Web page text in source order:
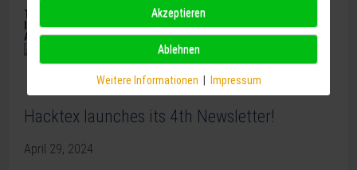
THIS TWO DAYS CONFERENCE WILL BE FILLED WITH LATEST
INNOVATIONS, SPEAKERS AND SHOWCASERS FROM ALL
AROUND THE WORLD.
Hacktex launches its 4th Newsletter!
April 29, 2024
Akzeptieren
Ablehnen
Weitere Informationen | Impressum